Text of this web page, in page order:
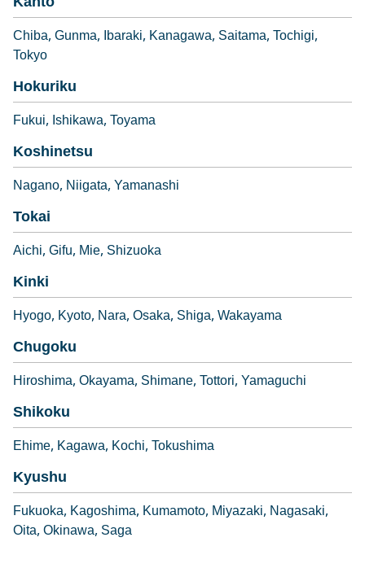
Chiba Gunma Ibaraki Kanagawa Saitama Tochigi
Tokyo
Hokuriku
Fukui Ishikawa Toyama
Koshinetsu
Nagano Niigata Yamanashi
Tokai
Aichi Gifu Mie Shizuoka
Kinki
Hyogo Kyoto Nara Osaka Shiga Wakayama
Chugoku
Hiroshima Okayama Shimane Tottori Yamaguchi
Shikoku
Ehime Kagawa Kochi Tokushima
Kyushu
Fukuoka Kagoshima Kumamoto Miyazaki Nagasaki
Oita Okinawa Saga